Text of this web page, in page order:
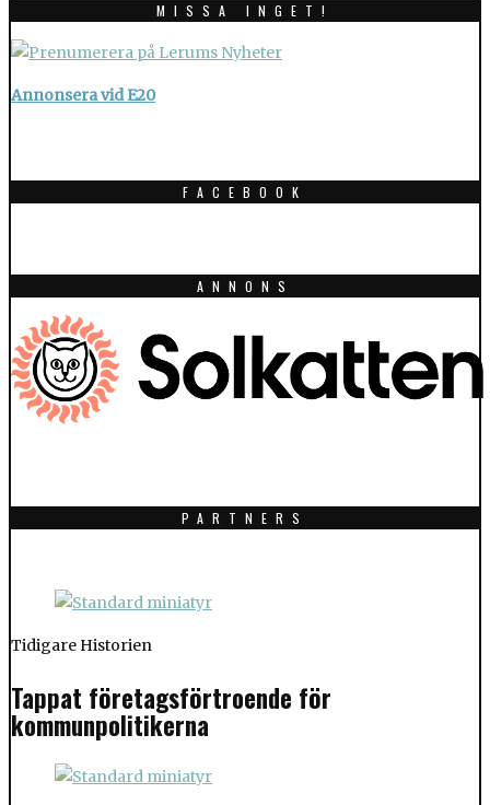
MISSA INGET!
Annonsera vid E20
FACEBOOK
ANNONS
PARTNERS
Tidigare Historien
Tappat företagsförtroende för
kommunpolitikerna